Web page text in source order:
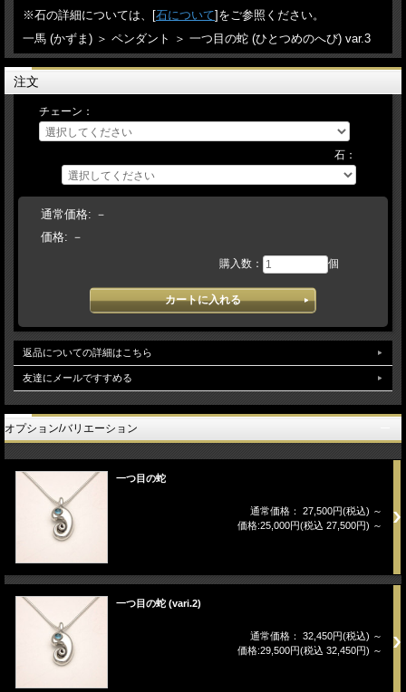
※石の詳細については、[石について]をご参照ください。
一馬 (かずま) ＞ ペンダント ＞ 一つ目の蛇 (ひとつめのへび) var.3
注文
チェーン：
石：
通常価格: －
価格: －
購入数： 個
返品についての詳細はこちら
友達にメールですすめる
オプション/バリエーション
一つ目の蛇
通常価格： 27,500円(税込) ～
価格:25,000円(税込 27,500円) ～
一つ目の蛇 (vari.2)
通常価格： 32,450円(税込) ～
価格:29,500円(税込 32,450円) ～